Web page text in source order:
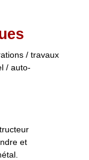
/ travaux
/ auto-
et